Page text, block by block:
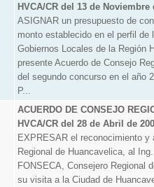
HVCA/CR del 13 de Noviembre
ASIGNAR un presupuesto de
monto establecido en el perfil
Gobiernos Locales de la Región
presente Acuerdo de Consejo
del segundo concurso en el año
P...
ACUERDO DE CONSEJO
HVCA/CR del 28 de Abril de
EXPRESAR el reconocimiento y
Regional de Huancavelica, al
FONSECA, Consejero Regional
su visita a la Ciudad de